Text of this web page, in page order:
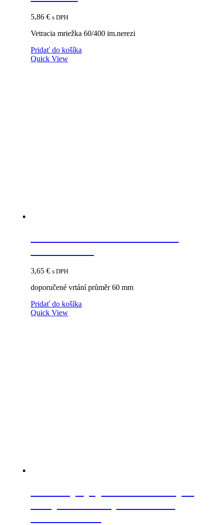
5,86 € s DPH
Vetracia mriežka 60/400 im.nerezi
Pridať do košíka
Quick View
3,65 € s DPH
doporučené vrtání průměr 60 mm
Pridať do košíka
Quick View